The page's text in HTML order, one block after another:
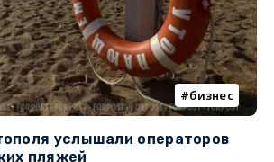
бизнес
услышали операторов
пляжей